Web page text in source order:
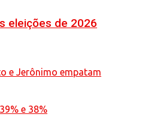
eleições de 2026